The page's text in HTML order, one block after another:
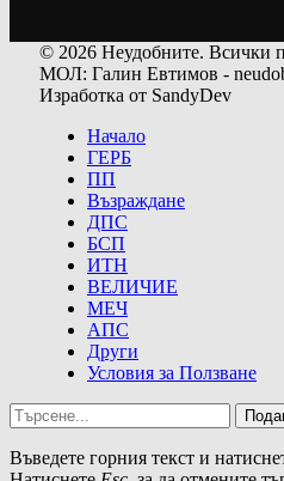
© 2026 Неудобните. Всички
МОЛ: Галин Евтимов -
Изработка от SandyDev
Начало
ГЕРБ
ПП
Възраждане
ДПС
БСП
ИТН
ВЕЛИЧИЕ
МЕЧ
АПС
Други
Условия за Ползване
Въведете горния текст и